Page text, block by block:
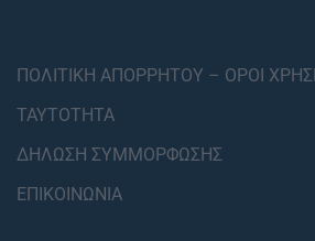
ΠΟΛΙΤΙΚΗ ΑΠΟΡΡΗΤΟΥ – ΟΡΟΙ
ΤΑΥΤΟΤΗΤΑ
ΔΗΛΩΣΗ ΣΥΜΜΟΡΦΩΣΗΣ
ΕΠΙΚΟΙΝΩΝΙΑ